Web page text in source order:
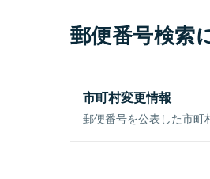
郵便番号検索
市町村変更情報
郵便番号を公表した市町